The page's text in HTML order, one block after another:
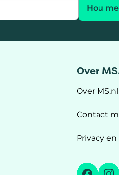
Hou
Over
Over MS.nl
Contact
Privacy
Facebook